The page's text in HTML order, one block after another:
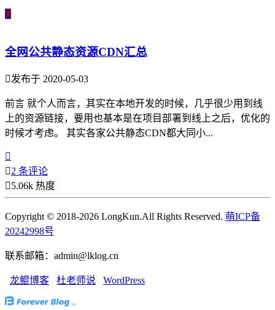

全网公共静态资源CDN汇总
发布于 2020-05-03
前言 就个人而言，其实在本地开发的时候，几乎很少用到线
上的资源链接，要用也基本是在项目部署到线上之后，优化的
时候才考虑。 其实各家公共静态CDN都大同小...

2 条评论
5.06k 热度
Copyright © 2018-2026 LongKun.All Rights Reserved. 萌ICP备
20242998号
联系邮箱：admin@lklog.cn
龙鲲博客 杜老师说 WordPress